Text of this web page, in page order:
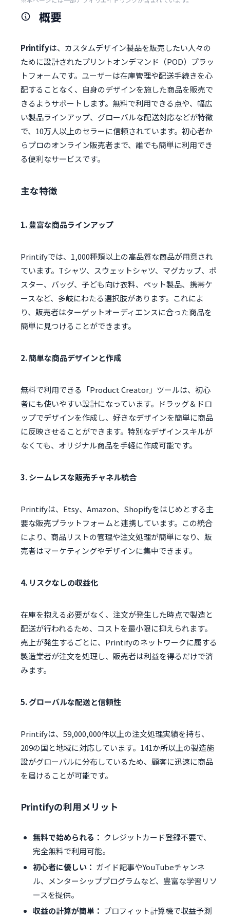
概要
Printifyは、カスタムデザイン製品を販売したい人々の
ために設計されたプリントオンデマンド（POD）プラッ
トフォームです。ユーザーは在庫管理や配送手続きを心
配することなく、自身のデザインを施した商品を販売で
きるようサポートします。無料で利用できる点や、幅広
い製品ラインアップ、グローバルな配送対応などが特徴
で、10万人以上のセラーに信頼されています。初心者か
らプロのオンライン販売者まで、誰でも簡単に利用でき
る便利なサービスです。
主な特徴
1. 豊富な商品ラインアップ
Printifyでは、1,000種類以上の高品質な商品が用意され
ています。Tシャツ、スウェットシャツ、マグカップ、ポ
スター、バッグ、子ども向け衣料、ペット製品、携帯ケ
ースなど、多岐にわたる選択肢があります。これによ
り、販売者はターゲットオーディエンスに合った商品を
簡単に見つけることができます。
2. 簡単な商品デザインと作成
無料で利用できる「Product Creator」ツールは、初心
者にも使いやすい設計になっています。ドラッグ＆ドロ
ップでデザインを作成し、好きなデザインを簡単に商品
に反映させることができます。特別なデザインスキルが
なくても、オリジナル商品を手軽に作成可能です。
3. シームレスな販売チャネル統合
Printifyは、Etsy、Amazon、Shopifyをはじめとする主
要な販売プラットフォームと連携しています。この統合
により、商品リストの管理や注文処理が簡単になり、販
売者はマーケティングやデザインに集中できます。
4. リスクなしの収益化
在庫を抱える必要がなく、注文が発生した時点で製造と
配送が行われるため、コストを最小限に抑えられます。
売上が発生するごとに、Printifyのネットワークに属する
製造業者が注文を処理し、販売者は利益を得るだけで済
みます。
5. グローバルな配送と信頼性
Printifyは、59,000,000件以上の注文処理実績を持ち、
209の国と地域に対応しています。141か所以上の製造施
設がグローバルに分布しているため、顧客に迅速に商品
を届けることが可能です。
Printifyの利用メリット
無料で始められる： クレジットカード登録不要で、
完全無料で利用可能。
初心者に優しい： ガイド記事やYouTubeチャンネ
ル、メンターシッププログラムなど、豊富な学習リソ
ースを提供。
収益の計算が簡単： プロフィット計算機で収益予測